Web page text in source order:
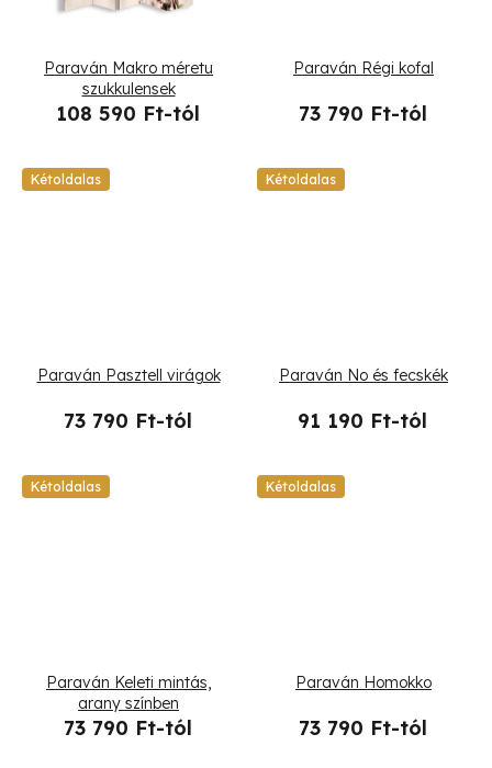
a
Paraván Makro méretu
szukkulensek
108 590 Ft-tól
Paraván Régi kofal
73 790 Ft-tól
Kétoldalas
Paraván Pasztell virágok
73 790 Ft-tól
Kétoldalas
Paraván No és fecskék
91 190 Ft-tól
Kétoldalas
Paraván Keleti mintás,
arany színben
73 790 Ft-tól
Kétoldalas
Paraván Homokko
73 790 Ft-tól